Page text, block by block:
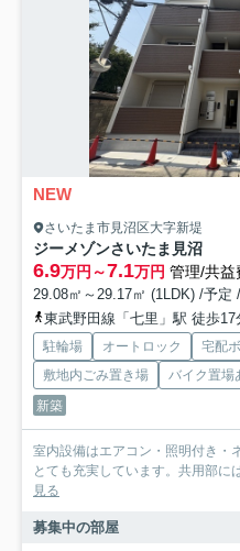
NEW
さいたま市見沼区大字新堤
ジーメゾンさいたま見沼
6.9万円～7.1万円 管理/共益
29.08㎡～29.17㎡ (1LDK) /予定
東武野田線「七里」駅 徒歩17
駐輪場 オートロック 宅配
敷地内ごみ置き場
バイク置場
新築
室内設備はエアコン・照明付き・
とても充実しています。共用部に
見る
募集中の部屋